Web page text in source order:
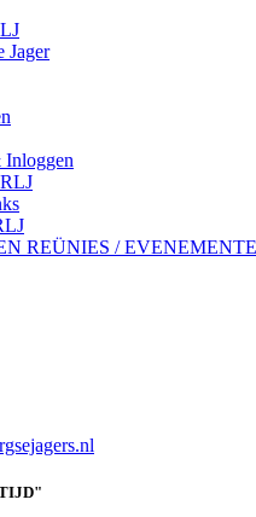
Jager
Inloggen
REÜNIES /